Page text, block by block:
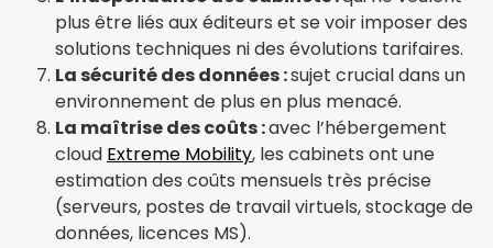
plus être liés aux éditeurs et se voir imposer des
solutions techniques ni des évolutions tarifaires.
La sécurité des données :sujet crucial dans un
environnement de plus en plus menacé.
La maîtrise des coûts :avec l’hébergement
cloud Extreme Mobility, les cabinets ont une
estimation des coûts mensuels très précise
(serveurs, postes de travail virtuels, stockage de
données, licences MS).